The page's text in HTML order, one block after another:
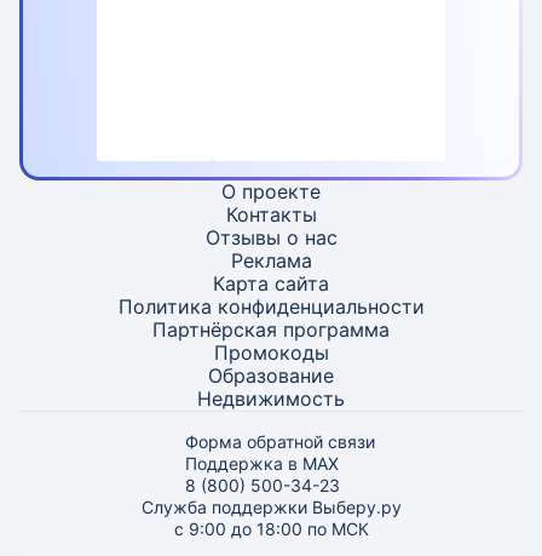
О проекте
Контакты
Отзывы о нас
Реклама
Карта сайта
Политика конфиденциальности
Партнёрская программа
Промокоды
Образование
Недвижимость
Форма обратной связи
Поддержка в MAX
8 (800) 500-34-23
Служба поддержки Выберу.ру
с 9:00 до 18:00 по МСК